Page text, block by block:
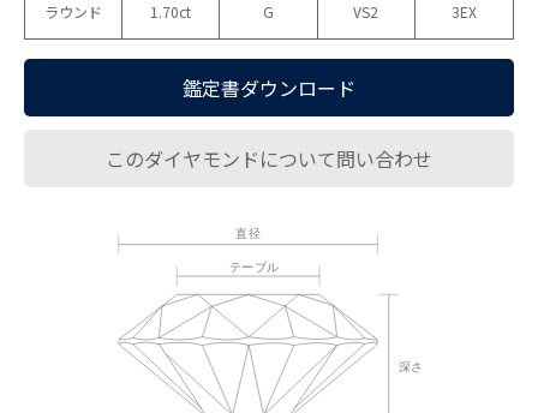
ラウンド 1.70ct G VS2 3EX
鑑定書ダウンロード
このダイヤモンドについて問い合わせ